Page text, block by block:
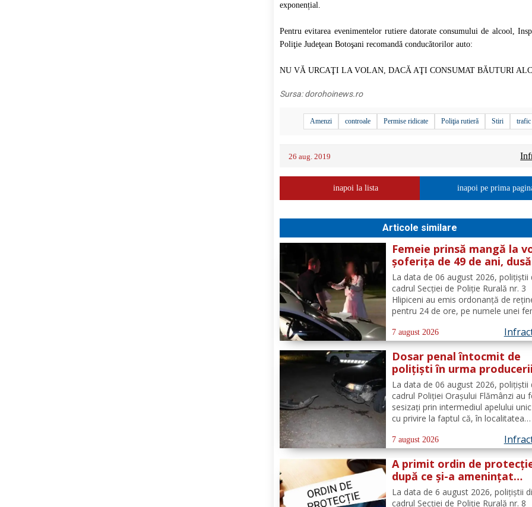
exponențial.
Pentru evitarea evenimentelor rutiere datorate consumului de alcool,
Poliţie Judeţean Botoşani recomandă conducătorilor auto:
NU VĂ URCAŢI LA VOLAN, DACĂ AŢI CONSUMAT BĂUTURI
Sursa:dorohoinews.ro
Amenzi controale Permise ridicate Poliţia rutieră Stiri trafic
26 aug. 2019
inapoi la lista inapoi pe prima
Articole similare
Femeie prinsă mangă la
șoferița de 49 de ani, dusă
direct în arest
La data de 06 august 2026, polițiștii
cadrul Secției de Poliție Rurală nr. 3
Hlipiceni au emis ordonanță de
pentru 24 de ore, pe numele unei
cercetată pentru comiterea
conducerea unui vehicul sub
alcoolului. În urma...
7 august 2026
Dosar penal întocmit de
polițiști în urma producerii
unui accidenr. Un șofer
lovit un cap de pod
La data de 06 august 2026, polițiștii
cadrul Poliției Orașului Flămânzi au
sesizați prin intermediul apelului
cu privire la faptul că, în localitatea
Din verificări a reieșit faptul că, în
se deplasa pe strada Tulburea din
7 august 2026
A primit ordin de
după ce și-a amenințat
partenera printr-o
de mesagerie
La data de 6 august 2026, polițiștii
cadrul Secției de Poliție Rurală nr. 8